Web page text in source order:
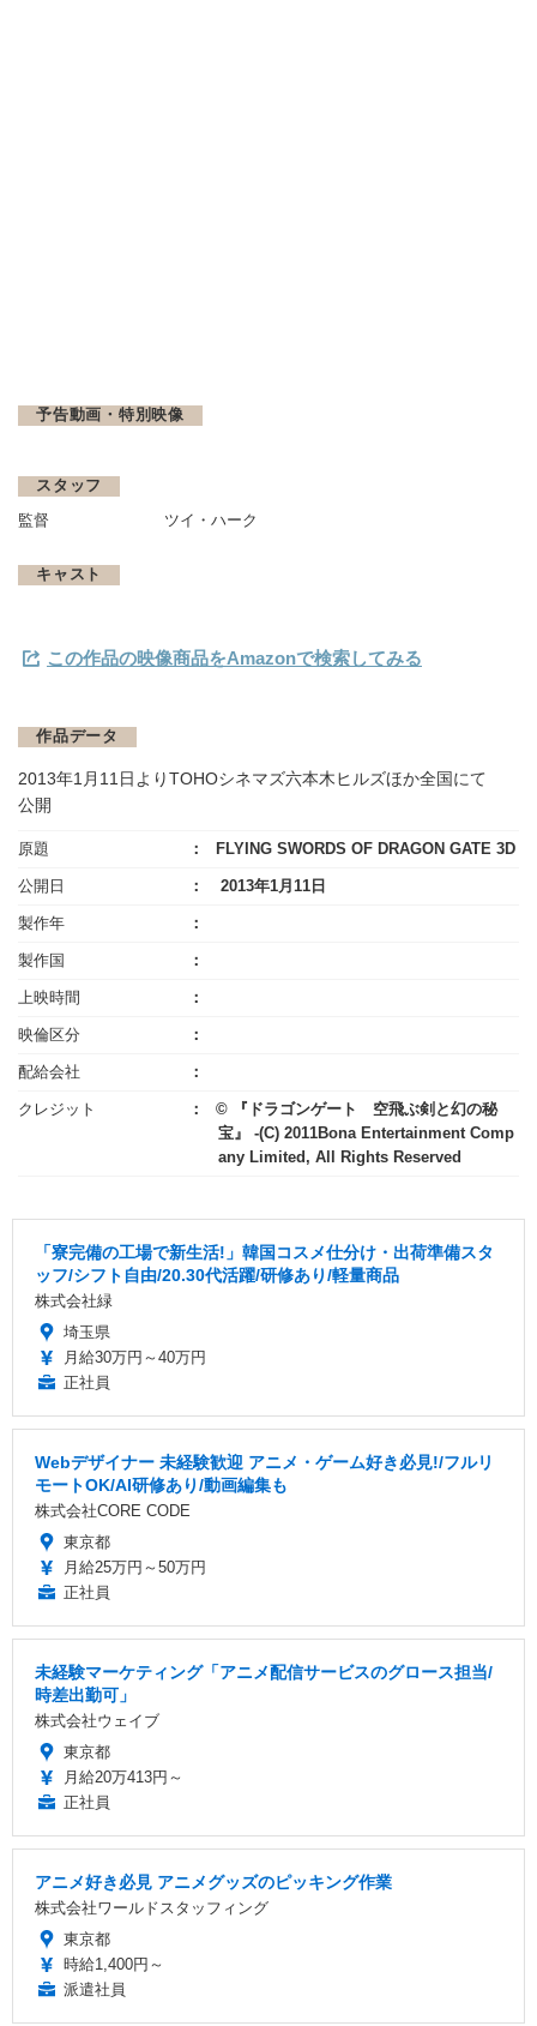
予告動画・特別映像
スタッフ
監督 ツイ・ハーク
キャスト
この作品の映像商品をAmazonで検索してみる
作品データ
2013年1月11日よりTOHOシネマズ六本木ヒルズほか全国にて
公開
原題 FLYING SWORDS OF DRAGON GATE 3D
公開日 2013年1月11日
製作年
製作国
上映時間
映倫区分
配給会社
クレジット
© 『ドラゴンゲート 空飛ぶ剣と幻の秘
宝』 -(C) 2011Bona Entertainment Comp
any Limited, All Rights Reserved
「寮完備の工場で新生活!」韓国コスメ仕分け・出荷準備スタ
ッフ/シフト自由/20.30代活躍/研修あり/軽量商品
株式会社緑
埼玉県
月給30万円～40万円
正社員
Webデザイナー 未経験歓迎 アニメ・ゲーム好き必見!/フルリ
モートOK/AI研修あり/動画編集も
株式会社CORE CODE
東京都
月給25万円～50万円
正社員
未経験マーケティング「アニメ配信サービスのグロース担当/
時差出勤可」
株式会社ウェイブ
東京都
月給20万413円～
正社員
アニメ好き必見 アニメグッズのピッキング作業
株式会社ワールドスタッフィング
東京都
時給1,400円～
派遣社員